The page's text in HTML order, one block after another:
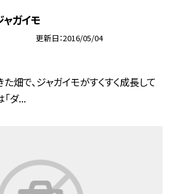
ガイモ
更新日 2016/05/04
畑で、ジャガイモがすくすく成長して
ダ...